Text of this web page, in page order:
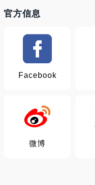
官方信息
Facebook
微博